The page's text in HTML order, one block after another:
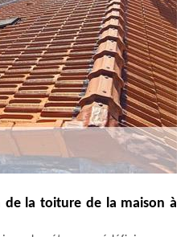
de la toiture de la maison à